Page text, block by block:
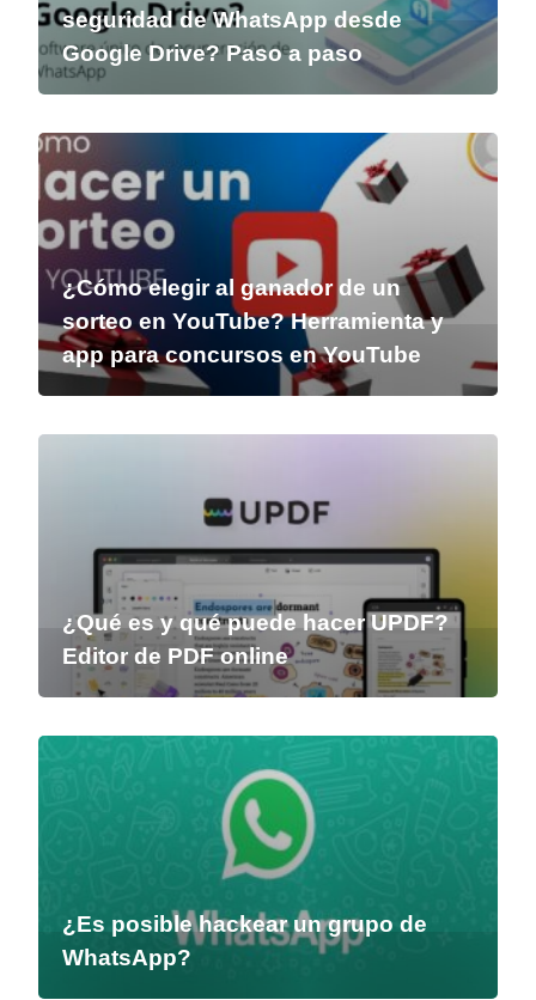
seguridad de WhatsApp desde
Google Drive? Paso a paso
¿Cómo elegir al ganador de un
sorteo en YouTube? Herramienta y
app para concursos en YouTube
¿Qué es y qué puede hacer UPDF?
Editor de PDF online
¿Es posible hackear un grupo de
WhatsApp?